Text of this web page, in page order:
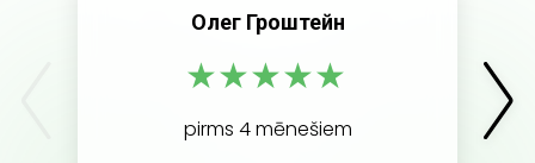
Олег Гроштейн
★★★★★
pirms 4 mēnešiem